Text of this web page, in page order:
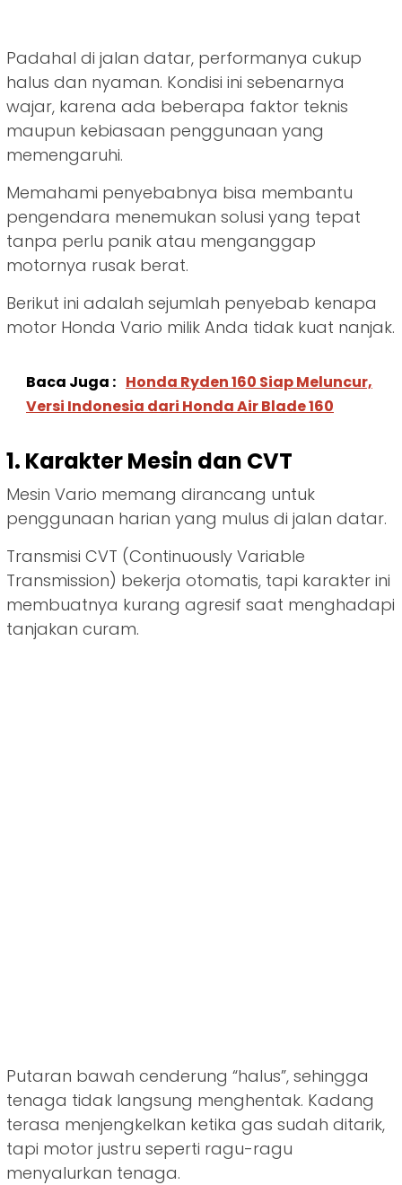
Padahal di jalan datar, performanya cukup
halus dan nyaman. Kondisi ini sebenarnya
wajar, karena ada beberapa faktor teknis
maupun kebiasaan penggunaan yang
memengaruhi.
Memahami penyebabnya bisa membantu
pengendara menemukan solusi yang tepat
tanpa perlu panik atau menganggap
motornya rusak berat.
Berikut ini adalah sejumlah penyebab kenapa
motor Honda Vario milik Anda tidak kuat nanjak.
Baca Juga : Honda Ryden 160 Siap Meluncur,
Versi Indonesia dari Honda Air Blade 160
1. Karakter Mesin dan CVT
Mesin Vario memang dirancang untuk
penggunaan harian yang mulus di jalan datar.
Transmisi CVT (Continuously Variable
Transmission) bekerja otomatis, tapi karakter ini
membuatnya kurang agresif saat menghadapi
tanjakan curam.
Putaran bawah cenderung “halus”, sehingga
tenaga tidak langsung menghentak. Kadang
terasa menjengkelkan ketika gas sudah ditarik,
tapi motor justru seperti ragu-ragu
menyalurkan tenaga.